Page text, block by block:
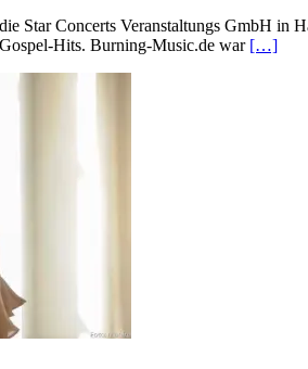
Star Concerts Veranstaltungs GmbH in
Hits. Burning-Music.de war […]